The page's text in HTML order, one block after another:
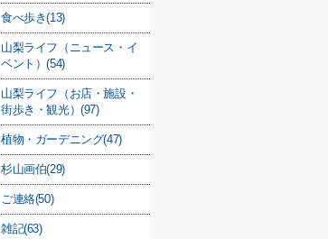
食べ歩き(13)
山梨ライフ（ニュース・イ
ベント）(54)
山梨ライフ（お店・施設・
街歩き・観光）(97)
植物・ガーデニング(47)
杉山画伯(29)
ご連絡(50)
雑記(63)